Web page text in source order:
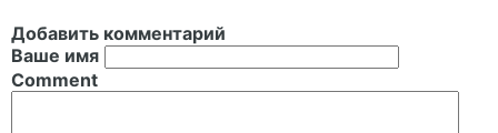
Добавить комментарий
Ваше имя
Comment